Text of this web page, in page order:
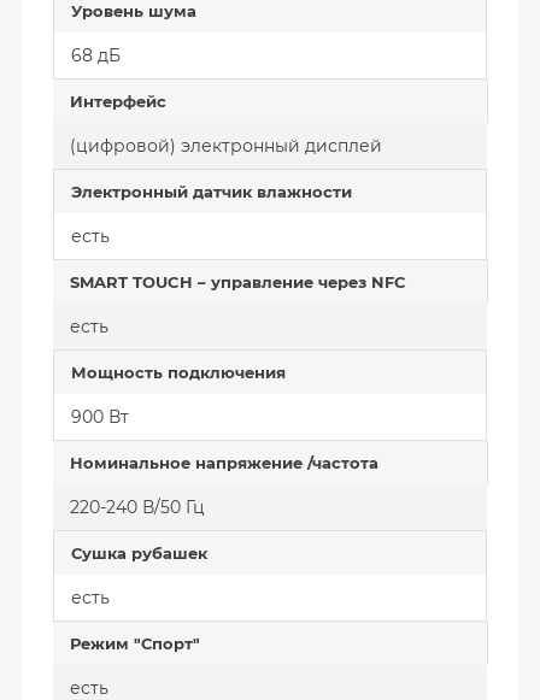
Уровень шума
68 дБ
Интерфейс
(цифровой) электронный дисплей
Электронный датчик влажности
есть
SMART TOUCH – управление через NFC
есть
Мощность подключения
900 Вт
Номинальное напряжение /частота
220-240 В/50 Гц
Сушка рубашек
есть
Режим "Спорт"
есть